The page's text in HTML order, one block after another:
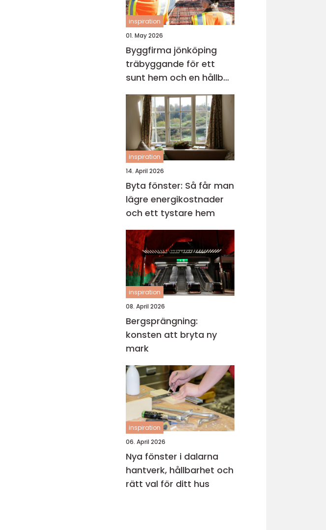
inspiration
01. May 2026
Byggfirma jönköping
träbyggande för ett
sunt hem och en hållbar
framtid
inspiration
14. April 2026
Byta fönster: Så får man
lägre energikostnader
och ett tystare hem
inspiration
08. April 2026
Bergsprängning:
konsten att bryta ny
mark
inspiration
06. April 2026
Nya fönster i dalarna
hantverk, hållbarhet och
rätt val för ditt hus